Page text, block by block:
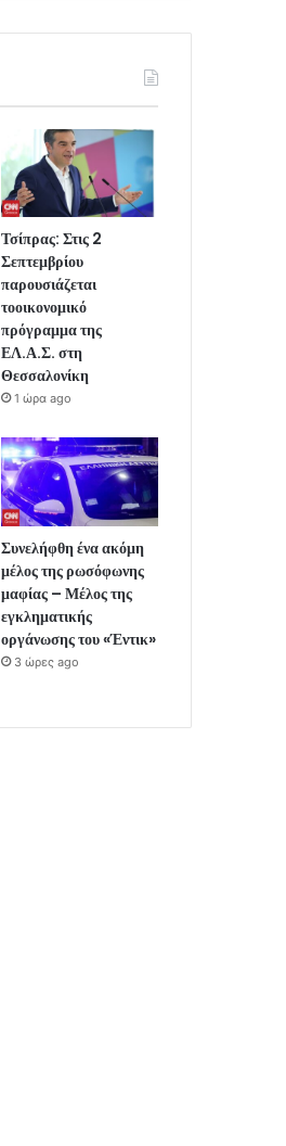
Τσίπρας: Στις 2
Σεπτεμβρίου
παρουσιάζεται
τοοικονομικό
πρόγραμμα της
ΕΛ.Α.Σ. στη
Θεσσαλονίκη
1 ώρα ago
Συνελήφθη ένα ακόμη
μέλος της ρωσόφωνης
μαφίας – Μέλος της
εγκληματικής
οργάνωσης του «Έντικ»
3 ώρες ago